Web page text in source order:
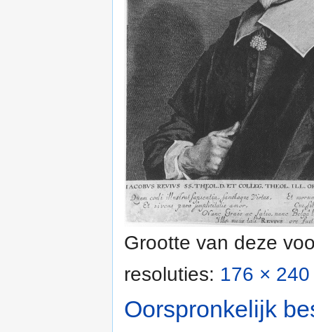
Grootte van deze
resoluties: 176 ×
Oorspronkelijk